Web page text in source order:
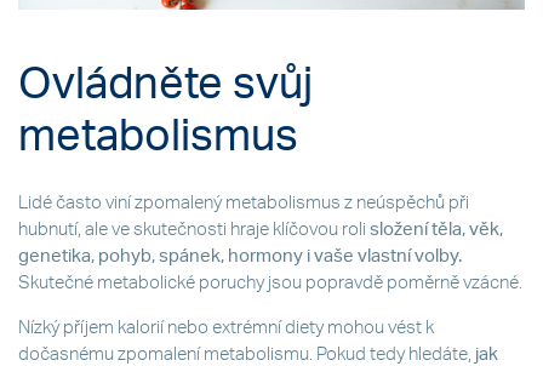
Ovládněte svůj
metabolismus
Lidé často viní zpomalený metabolismus z neúspěchů při
hubnutí, ale ve skutečnosti hraje klíčovou roli složení těla, věk,
genetika, pohyb, spánek, hormony i vaše vlastní volby.
Skutečné metabolické poruchy jsou popravdě poměrně vzácné.
Nízký příjem kalorií nebo extrémní diety mohou vést k
dočasnému zpomalení metabolismu. Pokud tedy hledáte, jak